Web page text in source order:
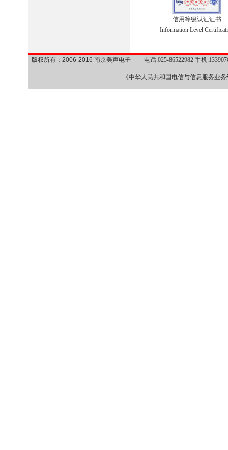
信用等级认证证书
Information Level
版权所有：2006-2016 南京美声电子 电话:025-86522982 手机
《中华人民共和国电信与信息服务业